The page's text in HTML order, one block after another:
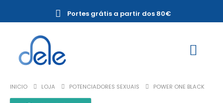
Portes grátis a partir dos 80€
INICIO LOJA POTENCIADORES SEXUAIS POWER ONE BLACK